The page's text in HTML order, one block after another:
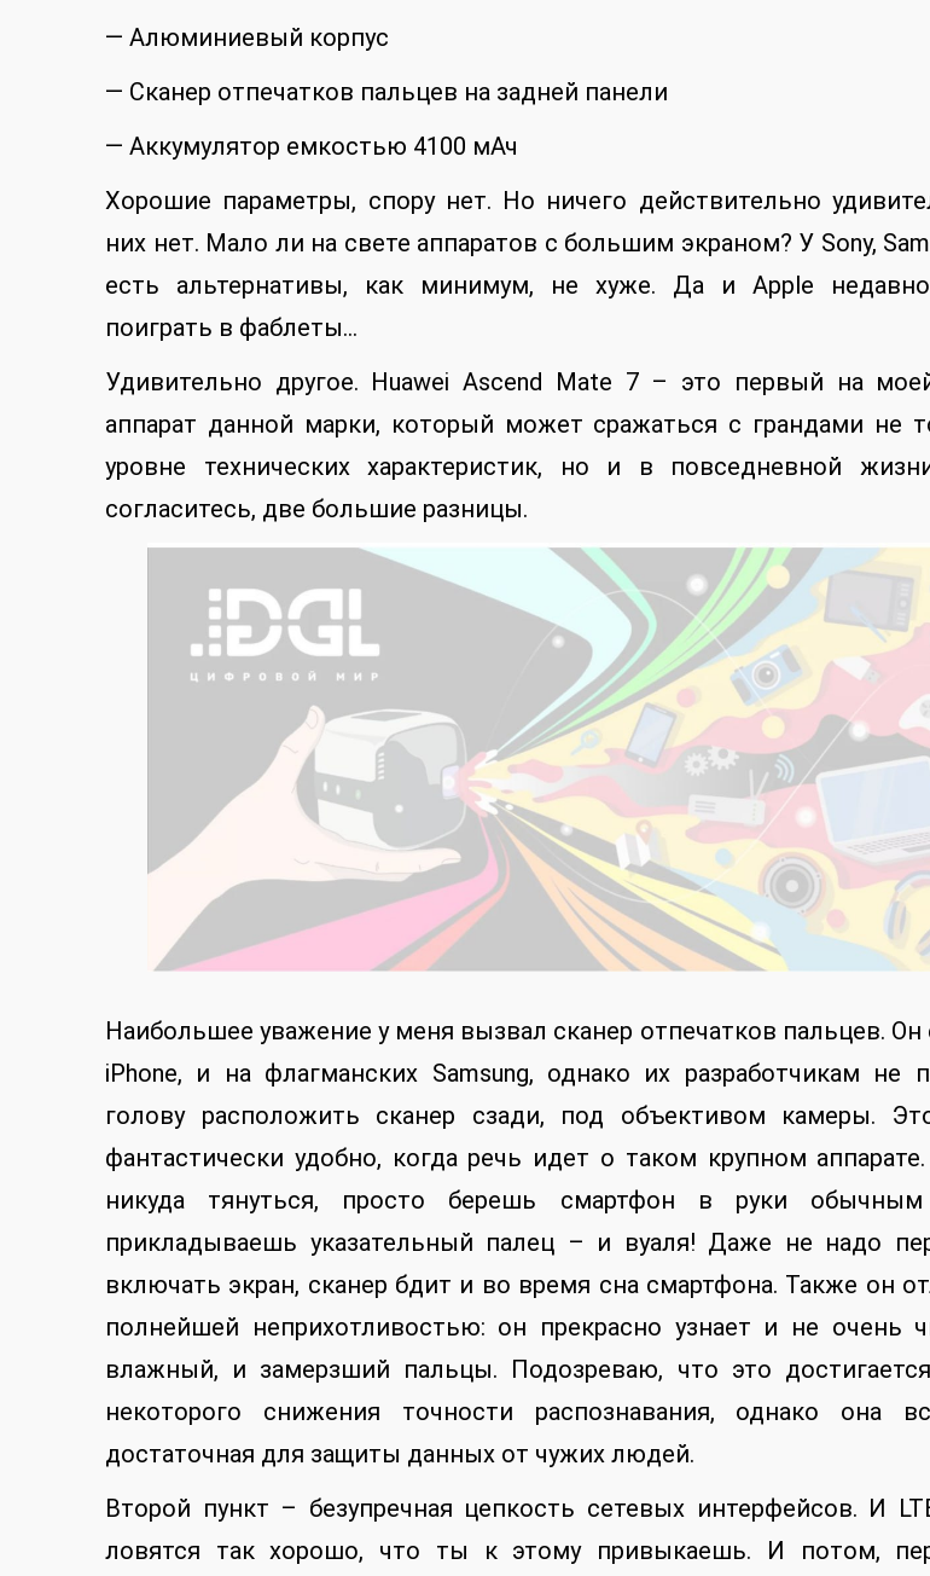
— Алюминиевый корпус
— Сканер отпечатков пальцев на задней панели
— Аккумулятор емкостью 4100 мАч
Хорошие параметры, спору нет. Но ничего действительно
них нет. Мало ли на свете аппаратов с большим экраном? У Sony,
есть альтернативы, как минимум, не хуже. Да и Apple
поиграть в фаблеты…
Удивительно другое. Huawei Ascend Mate 7 – это первый на
аппарат данной марки, который может сражаться с грандами не
уровне технических характеристик, но и в повседневной
согласитесь, две большие разницы.
Наибольшее уважение у меня вызвал сканер отпечатков пальцев. Он
iPhone, и на флагманских Samsung, однако их разработчикам не
голову расположить сканер сзади, под объективом камеры.
фантастически удобно, когда речь идет о таком крупном
никуда тянуться, просто берешь смартфон в руки обычным
прикладываешь указательный палец – и вуаля! Даже не надо
включать экран, сканер бдит и во время сна смартфона. Также он
полнейшей неприхотливостью: он прекрасно узнает и не очень
влажный, и замерзший пальцы. Подозреваю, что это
некоторого снижения точности распознавания, однако она
достаточная для защиты данных от чужих людей.
Второй пункт – безупречная цепкость сетевых интерфейсов. И
ловятся так хорошо, что ты к этому привыкаешь. И потом,